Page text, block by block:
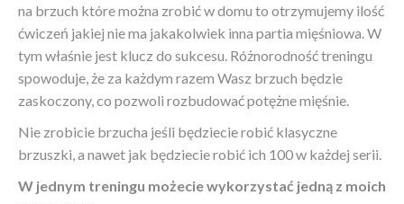
na brzuch które można zrobić w domu to otrzymujemy ilość
ćwiczeń jakiej nie ma jakakolwiek inna partia mięśniowa. W
tym właśnie jest klucz do sukcesu. Różnorodność treningu
spowoduje, że za każdym razem Wasz brzuch będzie
zaskoczony, co pozwoli rozbudować potężne mięśnie.
Nie zrobicie brzucha jeśli będziecie robić klasyczne
brzuszki, a nawet jak będziecie robić ich 100 w każdej serii.
W jednym treningu możecie wykorzystać jedną z moich